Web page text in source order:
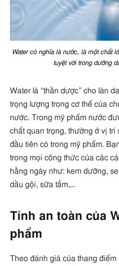
Water có nghĩa là nước, là một chất
tuyệt vời trong dưỡng
Water là “thần dược” cho làn
trọng lượng trong cơ thể của
nước. Trong mỹ phẩm nước
chất quan trọng, thường ở vị trí
đầu tiên có trong mỹ phẩm.
trong mọi công thức của các
hằng ngày như: kem dưỡng,
dầu gội, sữa tắm,…
Tính an toàn của
phẩm
Theo đánh giá của thang điểm